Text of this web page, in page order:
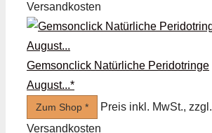
Versandkosten
Gemsonclick Natürliche Peridotringe
August...*
Zum Shop *
Preis inkl. MwSt., zzgl.
Versandkosten